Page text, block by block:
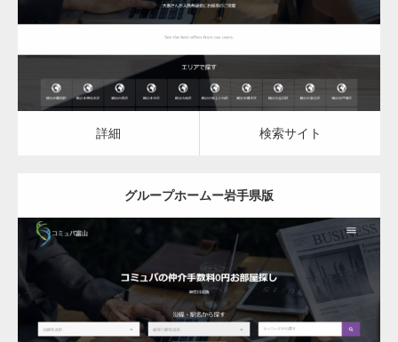
詳細 検索サイト
詳細 検索サイト
グループホームー岩手県版
更新日： 2023.03.09
グループホーム